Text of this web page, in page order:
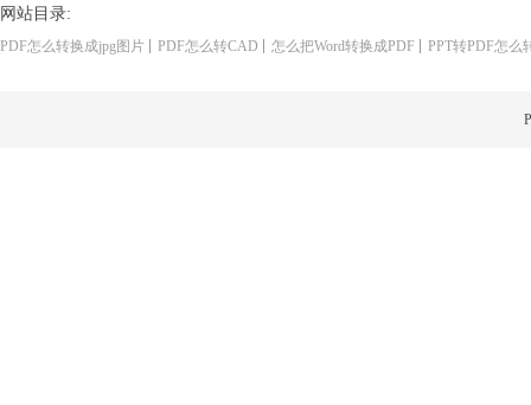
网站目录:
PDF怎么转换成jpg图片 PDF怎么转CAD 怎么把Word转换成PDF PPT转PDF怎么